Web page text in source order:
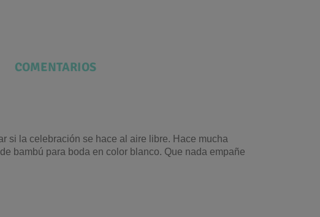
COMENTARIOS
si la celebración se hace al aire libre. Hace mucha
bambú para boda en color blanco. Que nada empañe